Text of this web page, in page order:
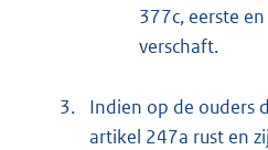
377c, eerste
verschaft.
3.
Indien op de ouders
artikel 247a rust en